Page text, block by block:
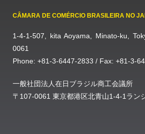
CÂMARA DE COMÉRCIO BRASILEIRA NO
1-4-1-507, kita Aoyama, Minato-ku,
0061
Phone: +81-3-6447-2833 / Fax: +81-3-
一般社団法人在日ブラジル商工会議所
〒107-0061 東京都港区北青山1-4-1ラン